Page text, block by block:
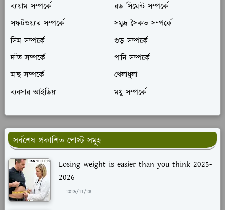
ব্যায়াম সম্পর্কে
রড সিমেন্ট সম্পর্কে
সফটওয়্যার সম্পর্কে
সমুদ্র সৈকত সম্পর্কে
সিম সম্পর্কে
গুড় সম্পর্কে
দাঁত সম্পর্কে
পানি সম্পর্কে
মাছ সম্পর্কে
খেলাধুলা
ব্যবসার আইডিয়া
মধু সম্পর্কে
সর্বশেষ প্রকাশিত পোস্ট সমূহ
Losing weight is easier than you think 2025-
2026
2025/11/28